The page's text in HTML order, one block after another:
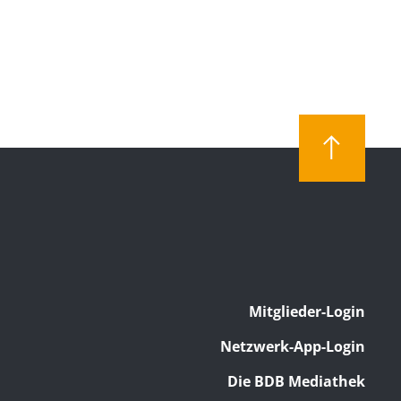
Mitglieder-Login
Netzwerk-App-Login
Die BDB Mediathek